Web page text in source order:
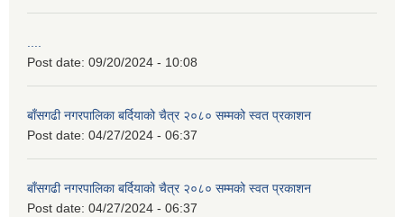
....
Post date: 09/20/2024 - 10:08
बाँसगढी नगरपालिका बर्दियाको चैत्र २०८० सम्मको स्वत प्रकाशन
Post date: 04/27/2024 - 06:37
बाँसगढी नगरपालिका बर्दियाको चैत्र २०८० सम्मको स्वत प्रकाशन
Post date: 04/27/2024 - 06:37